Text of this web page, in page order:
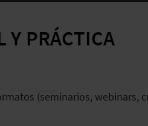
Y PRÁCTICA
(seminarios,